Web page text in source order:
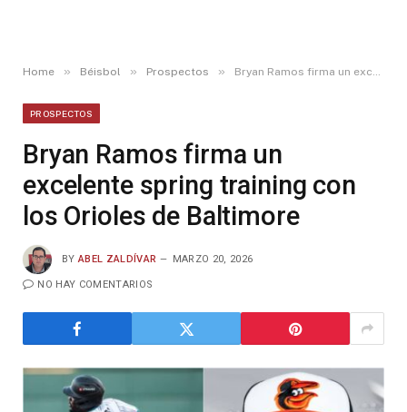
Home » Béisbol » Prospectos » Bryan Ramos firma un excelente spring training con los Orioles de Baltimore
PROSPECTOS
Bryan Ramos firma un
excelente spring training con
los Orioles de Baltimore
BY ABEL ZALDÍVAR MARZO 20, 2026
NO HAY COMENTARIOS